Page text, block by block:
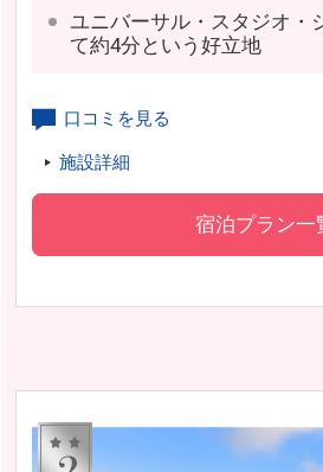
ユニバーサル・スタジオ・
て約4分という好立地
口コミを見る
施設詳細
宿泊プラン一